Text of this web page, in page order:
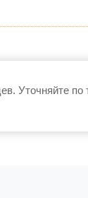
Уточняйте по